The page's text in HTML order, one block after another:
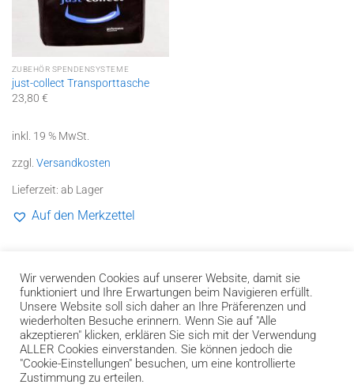
ZUBEHÖR SPENDENSYSTEME
just-collect Transporttasche
23,80 €
inkl. 19 % MwSt.
zzgl. Versandkosten
Lieferzeit: ab Lager
Auf den Merkzettel
4 6
Bank
Transfer
Cash
on
Invoice
Impressum
Datenschutzerklärung und Genderhinweis
Widerrufsbelehrung
Wir verwenden Cookies auf unserer Website, damit sie
funktioniert und Ihre Erwartungen beim Navigieren erfüllt.
Unsere Website soll sich daher an Ihre Präferenzen und
wiederholten Besuche erinnern. Wenn Sie auf "Alle
akzeptieren" klicken, erklären Sie sich mit der Verwendung
ALLER Cookies einverstanden. Sie können jedoch die
"Cookie-Einstellungen" besuchen, um eine kontrollierte
Zustimmung zu erteilen.